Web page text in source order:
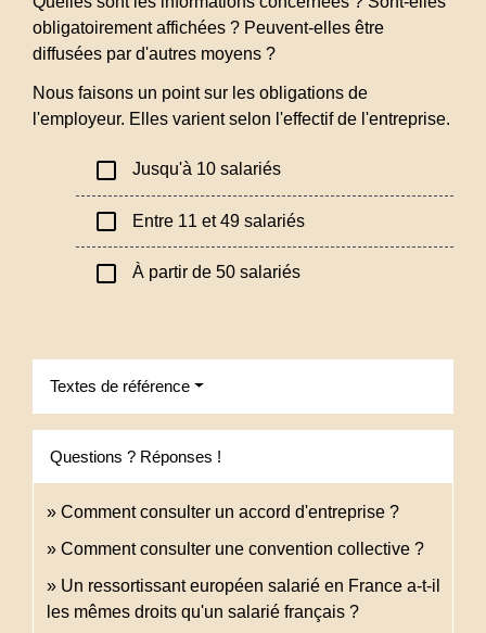
obligatoirement affichées ? Peuvent-elles être
diffusées par d'autres moyens ?
Nous faisons un point sur les obligations de
l'employeur. Elles varient selon l'effectif de l'entreprise.
check_box_outline_blank Jusqu'à 10 salariés
check_box_outline_blank Entre 11 et 49 salariés
check_box_outline_blank À partir de 50 salariés
Textes de référence
Questions ? Réponses !
Comment consulter un accord d'entreprise ?
Comment consulter une convention collective ?
Un ressortissant européen salarié en France a-t-il
les mêmes droits qu'un salarié français ?